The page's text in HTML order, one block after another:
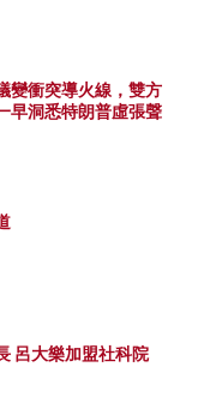
變衝突導火線，雙方
早洞悉特朗普虛張聲
呂大樂加盟社科院